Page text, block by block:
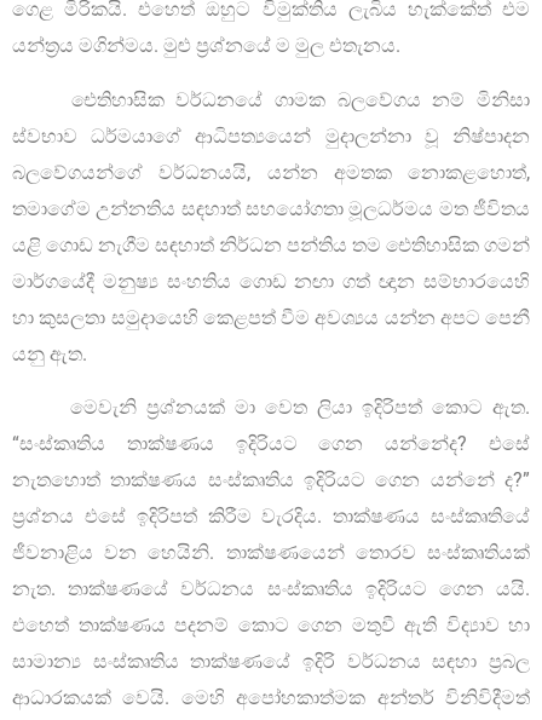
ගෙළ මිරිකයි. එහෙත් ඔහුට විමුක්තිය ලැබිය හැක්කේත් එම
යන්ත්‍රය මගින්මය. මුළු ප්‍රශ්නයේ ම මුල එතැනය.
ඓතිහාසික වර්ධනයේ ගාමක බලවේගය නම් මිනිසා
ස්වභාව ධර්මයාගේ ආධිපත්‍යයෙන් මුදාලන්නා වූ නිෂ්පාදන
බලවේගයන්ගේ වර්ධනයයි, යන්න අමතක නොකළහොත්,
තමාගේම උන්නතිය සඳහාත් සහයෝගතා මූලධර්මය මත ජීවිතය
යළි ගොඩ නැගීම සඳහාත් නිර්ධන පන්තිය තම ඓතිහාසික ගමන්
මාර්ගයේදී මනුෂ්‍ය සංහතිය ගොඩ නඟා ගත් ඥාන සම්භාරයෙහි
හා කුසලතා සමුදායෙහි කෙළපත් වීම අවශ්‍යය යන්න අපට පෙනී
යනු ඇත.
මෙවැනි ප්‍රශ්නයක් මා වෙත ලියා ඉදිරිපත් කොට ඇත.
“සංස්කෘතිය තාක්ෂණය ඉදිරියට ගෙන යන්නේද? එසේ
නැතහොත් තාක්ෂණය සංස්කෘතිය ඉදිරියට ගෙන යන්නේ ද?”
ප්‍රශ්නය එසේ ඉදිරිපත් කිරීම වැරදිය. තාක්ෂණය සංස්කෘතියේ
ජීවනාළිය වන හෙයිනි. තාක්ෂණයෙන් තොරව සංස්කෘතියක්
නැත. තාක්ෂණයේ වර්ධනය සංස්කෘතිය ඉදිරියට ගෙන යයි.
එහෙත් තාක්ෂණය පදනම් කොට ගෙන මතුවී ඇති විද්‍යාව හා
සාමාන්‍ය සංස්කෘතිය තාක්ෂණයේ ඉදිරි වර්ධනය සඳහා ප්‍රබල
ආධාරකයක් වෙයි. මෙහි අපෝහකාත්මක අන්තර් විනිවිදීමත්